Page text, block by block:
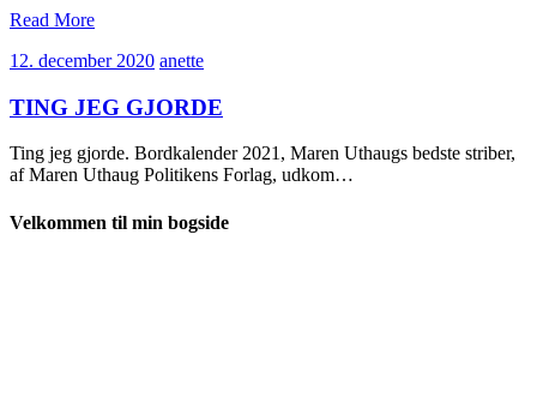
Read More
12. december 202012.
2020
anetteanette
TING JEG GJORDE
Ting jeg gjorde. Bordkalender 2021, Maren Uthaugs bedste striber,
af Maren Uthaug Politikens Forlag, udkom…
Velkommen til min bogside